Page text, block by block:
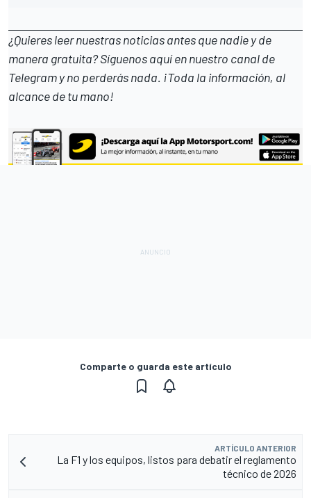
¿Quieres leer nuestras noticias antes que nadie y de
manera gratuita? Síguenosaquí en nuestro canal de
Telegramy no perderás nada. ¡Toda la información, al
alcance de tu mano!
Comparte o guarda este artículo
ARTÍCULO ANTERIOR
La F1 y los equipos, listos para debatir el reglamento
técnico de 2026